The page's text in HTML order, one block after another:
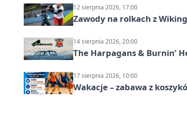
12 sierpnia 2026, 17:00
Zawody na rolkach z
14 sierpnia 2026, 20:00
The Harpagans & Burnin’
17 sierpnia 2026, 10:00
Wakacje – zabawa z